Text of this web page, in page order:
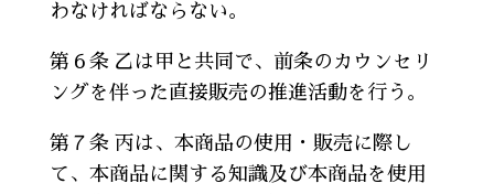
わなければならない。
第６条 乙は甲と共同で、前条のカウンセリ
ングを伴った直接販売の推進活動を行う。
第７条 丙は、本商品の使用・販売に際し
て、本商品に関する知識及び本商品を使用